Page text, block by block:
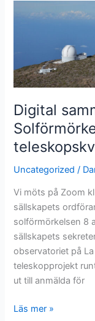
Rosa
ungdomsstipendium
Digital
Uncategorized /
Vi möts på Zoom
sällskapets
solförmörkelsen 8
sällskapets
observatoriet på
teleskopprojekt
ut till anmälda för
Digital
Läs mer »